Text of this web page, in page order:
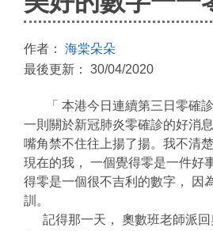
作者： 海棠朵朵
最後更新： 30/04/2020
「 本港今日連續第三日零確診
一則關於新冠肺炎零確診的好消
嘴角禁不住往上揚了揚。我不清
現在的我， 一個覺得零是一件好
得零是一個很不吉利的數字， 因
訓。
記得那一天， 奧數班老師派回